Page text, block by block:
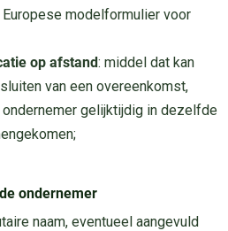
modelformulier voor
op afstand: middel dat kan
van een overeenkomst,
gelijktijdig in dezelfde
ondernemer
naam, eventueel aangevuld